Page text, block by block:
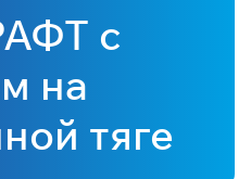
с
на
тяге